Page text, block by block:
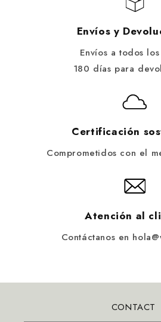
Envíos y
Envíos a todos
180 días para
Certificación
Comprometidos con el
Atención al
Contáctanos en
CONTACT